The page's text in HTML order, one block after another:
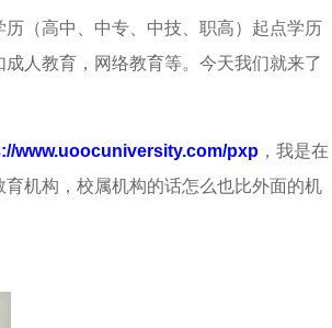
（高中、中专、中技、职高）起点学历
人教育，网络教育等。今天我们就来了
www.uoocuniversity.com/pxp ，我是在
机构，校属机构的话怎么也比外面的机